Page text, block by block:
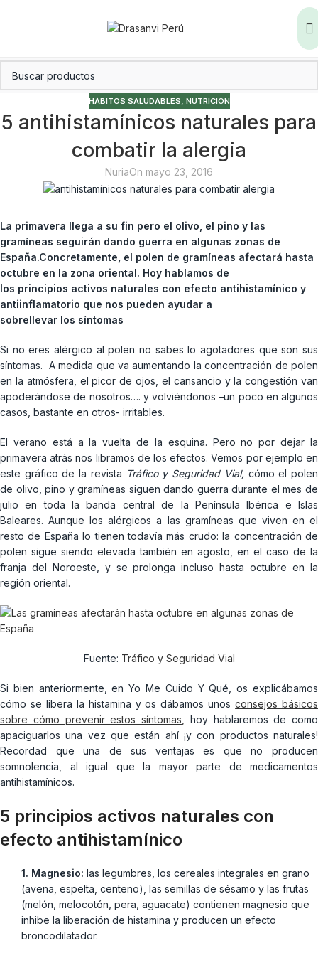
HÁBITOS SALUDABLES, NUTRICIÓN
5 antihistamínicos naturales para
combatir la alergia
NuriaOn mayo 23, 2016
La primavera llega a su fin pero el olivo, el pino y las
gramíneas seguirán dando guerra en algunas zonas de
España.Concretamente, el polen de gramíneas afectará hasta
octubre en la zona oriental. Hoy hablamos de
los principios activos naturales con efecto antihistamínico y
antiinflamatorio que nos pueden ayudar a
sobrellevar los síntomas
Si no eres alérgico al polen no sabes lo agotadores que son sus
síntomas. A medida que va aumentando la concentración de polen
en la atmósfera, el picor de ojos, el cansancio y la congestión van
apoderándose de nosotros…. y volviéndonos –un poco en algunos
casos, bastante en otros- irritables.
El verano está a la vuelta de la esquina. Pero no por dejar la
primavera atrás nos libramos de los efectos. Vemos por ejemplo en
este gráfico de la revista Tráfico y Seguridad Vial, cómo el polen
de olivo, pino y gramíneas siguen dando guerra durante el mes de
julio en toda la banda central de la Península Ibérica e Islas
Baleares. Aunque los alérgicos a las gramíneas que viven en el
resto de España lo tienen todavía más crudo: la concentración de
polen sigue siendo elevada también en agosto, en el caso de la
franja del Noroeste, y se prolonga incluso hasta octubre en la
región oriental.
Fuente: Tráfico y Seguridad Vial
Si bien anteriormente, en Yo Me Cuido Y Qué, os explicábamos
cómo se libera la histamina y os dábamos unosconsejos básicos
sobre cómo prevenir estos síntomas
hoy hablaremos de como
apaciguarlos una vez que están ahí ¡y con productos naturales!
Recordad que una de sus ventajas es que no producen
somnolencia, al igual que la mayor parte de medicamentos
antihistamínicos.
5 principios activos naturales con
efecto antihistamínico
1. Magnesio: las legumbres, los cereales integrales en grano
(avena, espelta, centeno), las semillas de sésamo y las frutas
(melón, melocotón, pera, aguacate) contienen magnesio que
inhibe la liberación de histamina y producen un efecto
broncodilatador.